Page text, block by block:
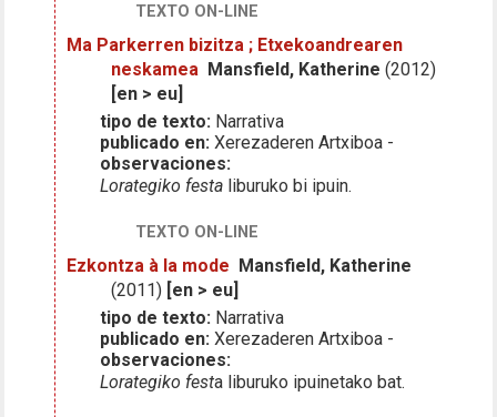
TEXTO ON-LINE
Ma Parkerren bizitza ; Etxekoandrearen
neskamea Mansfield, Katherine (2012)
[en > eu]
tipo de texto: Narrativa
publicado en: Xerezaderen Artxiboa -
observaciones:
Lorategiko festa liburuko bi ipuin.
TEXTO ON-LINE
Ezkontza à la mode Mansfield, Katherine
(2011) [en > eu]
tipo de texto: Narrativa
publicado en: Xerezaderen Artxiboa -
observaciones:
Lorategiko festa liburuko ipuinetako bat.